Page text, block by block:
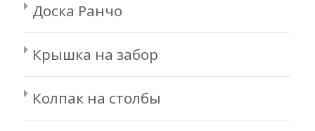
Доска Ранчо
Крышка на забор
Колпак на столбы